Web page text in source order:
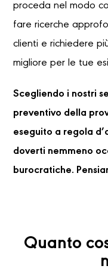
proceda nel modo
fare ricerche
clienti e richiedere
migliore per le tue
Scegliendo i nostri
preventivo della
eseguito a regola
doverti nemmeno
burocratiche.
Quanto